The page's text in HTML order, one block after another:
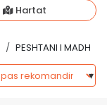
Hartat
PESHTANI I MADH